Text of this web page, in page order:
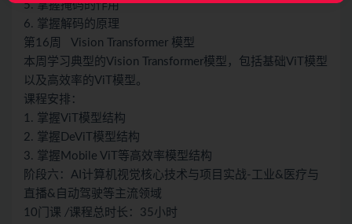
5. 掌握掩码的作用
6. 掌握解码的原理
第16周 Vision Transformer 模型
本周学习典型的Vision Transformer模型，包括基础ViT模型
以及高效率的ViT模型。
课程安排：
1. 掌握ViT模型结构
2. 掌握DeViT模型结构
3. 掌握Mobile ViT等高效率模型结构
阶段六：AI计算机视觉核心技术与项目实战-工业&医疗与
直播&自动驾驶等主流领域
10门课 /课程总时长：35小时